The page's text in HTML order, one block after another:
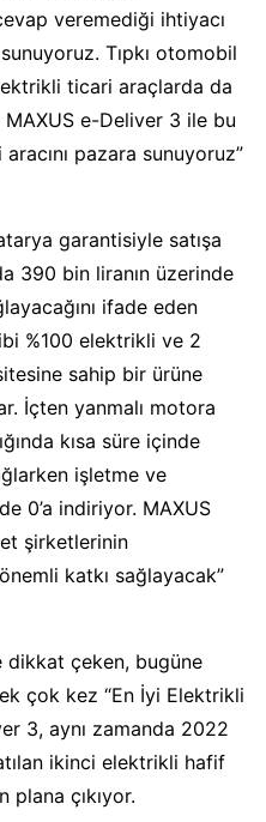
veremediği ihtiyacı
Tıpkı otomobil
ticari araçlarda da
e-Deliver 3 ile bu
pazara sunuyoruz”
garantisiyle satışa
390 bin liranın üzerinde
ifade eden
%100 elektrikli ve 2
sahip bir ürüne
İçten yanmalı motora
kısa süre içinde
işletme ve
0’a indiriyor. MAXUS
şirketlerinin
katkı sağlayacak”
dikkat çeken, bugüne
çok kez “En İyi Elektrikli
3, aynı zamanda 2022
ikinci elektrikli hafif
çıkıyor.